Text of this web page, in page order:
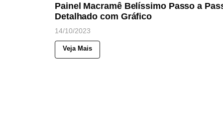
Painel Macramê Belíssimo Passo a
Detalhado com Gráfico
14/10/2023
Veja Mais